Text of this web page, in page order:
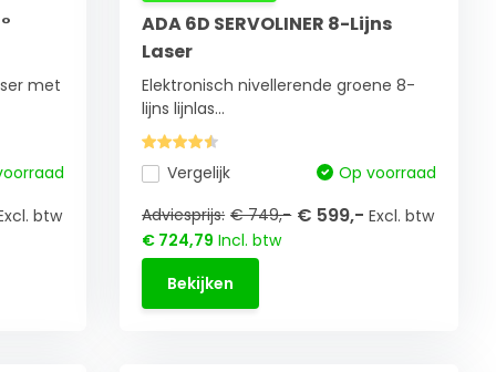
met
btw
ADA 6D SERVOLINER 8-Lijns
Laser
Elektronisch nivellerende groene 8-
lijns lijnlas...
Vergelijk
Op voorraad
Adviesprijs: € 749,- € 599,-Excl. btw
€ 724,79 Incl. btw
Bekijken